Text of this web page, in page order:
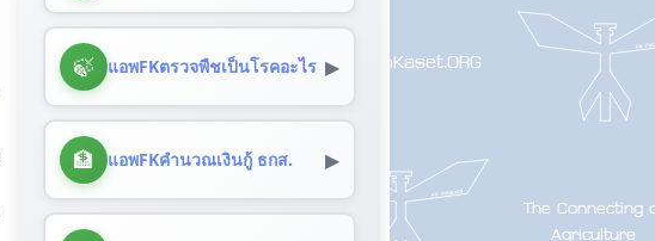
🍃 แอพFKตรวจพืชเป็นโรคอะไร ▶
🏦 แอพFKคำนวณเงินกู้ ธกส. ▶